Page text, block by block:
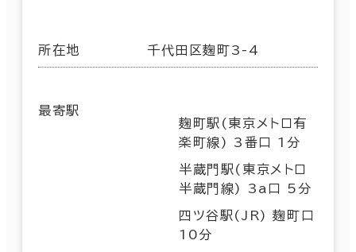
所在地 千代田区麹町3-4
最寄駅
麹町駅(東京メトロ有
楽町線) 3番口 1分
半蔵門駅(東京メトロ
半蔵門線) 3a口 5分
四ツ谷駅(JR) 麹町口
10分